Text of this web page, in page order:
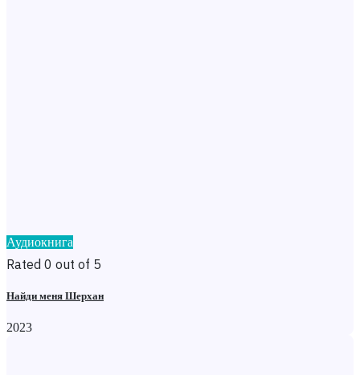
Аудиокнига
Rated 0 out of 5
Найди меня Шерхан
2023